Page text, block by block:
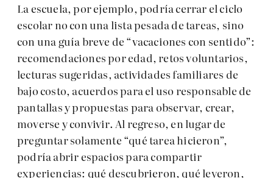
La escuela, por ejemplo, podría cerrar el ciclo
escolar no con una lista pesada de tareas, sino
con una guía breve de “vacaciones con sentido”:
recomendaciones por edad, retos voluntarios,
lecturas sugeridas, actividades familiares de
bajo costo, acuerdos para el uso responsable de
pantallas y propuestas para observar, crear,
moverse y convivir. Al regreso, en lugar de
preguntar solamente “qué tarea hicieron”,
podría abrir espacios para compartir
experiencias: qué descubrieron, qué leyeron,